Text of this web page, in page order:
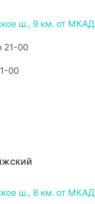
ш., 9 км. от МКАД
21-00
00
ш., 8 км. от МКАД